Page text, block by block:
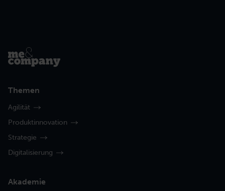
Themen
Agilität
Produktinnovation
Strategie
Digitalisierung
Akademie